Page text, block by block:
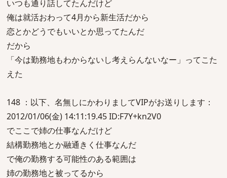
いつも通り話してたんだけど
俺は就活おわって4月から新生活だから
恋とかどうでもいいとか思ってたんだ
だから
「今は勤務地もわからないし考えらんないなー」ってこた
えた
148 ：以下、名無しにかわりましてVIPがお送りします：
2012/01/06(金) 14:11:19.45 ID:F7Y+kn2V0
でここで姉の仕事なんだけど
結構勤務地とか融通きく仕事なんだ
で俺の勤務する可能性のある範囲は
姉の勤務地と被ってるから